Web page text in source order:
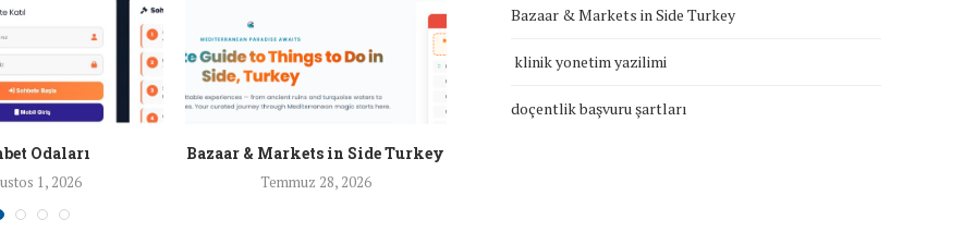
Odaları
1, 2026
Bazaar & Markets in Side Turkey
Temmuz 28, 2026
Bazaar & Markets in Side Turkey
klinik yonetim yazilimi
doçentlik başvuru şartları